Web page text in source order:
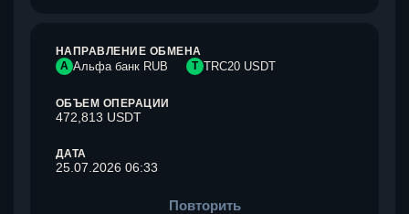
НАПРАВЛЕНИЕ ОБМЕНА
А Альфа банк RUB T TRC20 USDT
ОБЪЕМ ОПЕРАЦИИ
472,813 USDT
ДАТА
25.07.2026 06:33
Повторить